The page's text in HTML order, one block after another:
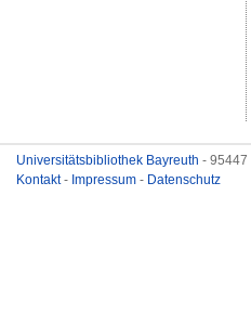
Universitätsbibliothek Bayreuth - 95447
Kontakt- Impressum - Datenschutz